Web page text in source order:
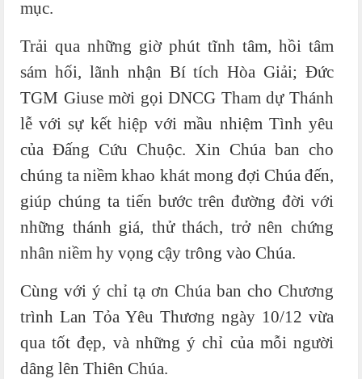
mục.
Trải qua những giờ phút tĩnh tâm, hồi tâm
sám hối, lãnh nhận Bí tích Hòa Giải; Đức
TGM Giuse mời gọi DNCG Tham dự Thánh
lễ với sự kết hiệp với mầu nhiệm Tình yêu
của Đấng Cứu Chuộc. Xin Chúa ban cho
chúng ta niềm khao khát mong đợi Chúa đến,
giúp chúng ta tiến bước trên đường đời với
những thánh giá, thử thách, trở nên chứng
nhân niềm hy vọng cậy trông vào Chúa.
Cùng với ý chỉ tạ ơn Chúa ban cho Chương
trình Lan Tỏa Yêu Thương ngày 10/12 vừa
qua tốt đẹp, và những ý chỉ của mỗi người
dâng lên Thiên Chúa.